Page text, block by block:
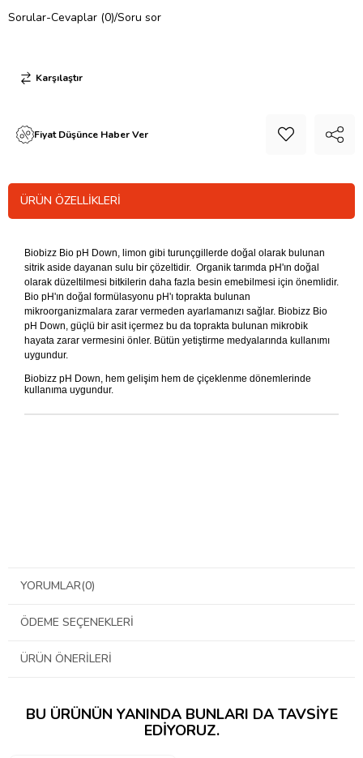
Sorular-Cevaplar (0)/Soru sor
Karşılaştır
Fiyat Düşünce Haber Ver
ÜRÜN ÖZELLIKLERI
Biobizz Bio pH Down, limon gibi turunçgillerde doğal olarak bulunan
sitrik aside dayanan sulu bir çözeltidir. Organik tarımda pH'ın doğal
olarak düzeltilmesi bitkilerin daha fazla besin emebilmesi için önemlidir.
Bio pH'ın doğal formülasyonu pH'ı toprakta bulunan
mikroorganizmalara zarar vermeden ayarlamanızı sağlar. Biobizz Bio
pH Down, güçlü bir asit içermez bu da toprakta bulunan mikrobik
hayata zarar vermesini önler. Bütün yetiştirme medyalarında kullanımı
uygundur.
Biobizz pH Down, hem gelişim hem de çiçeklenme dönemlerinde
kullanıma uygundur.
YORUMLAR(0)
ÖDEME SEÇENEKLERI
ÜRÜN ÖNERILERI
BU ÜRÜNÜN YANINDA BUNLARI DA TAVSIYE
EDIYORUZ.